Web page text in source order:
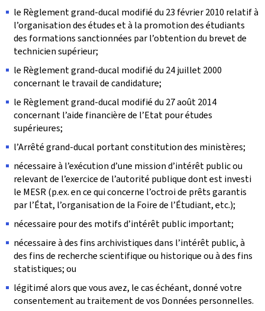
le Règlement grand-ducal modifié du 23 février 2010 relatif à
l’organisation des études et à la promotion des étudiants
des formations sanctionnées par l’obtention du brevet de
technicien supérieur;
le Règlement grand-ducal modifié du 24 juillet 2000
concernant le travail de candidature;
le Règlement grand-ducal modifié du 27 août 2014
concernant l’aide financière de l’Etat pour études
supérieures;
l’Arrêté grand-ducal portant constitution des ministères;
nécessaire à l’exécution d’une mission d’intérêt public ou
relevant de l’exercice de l’autorité publique dont est investi
le MESR (p.ex. en ce qui concerne l’octroi de prêts garantis
par l’État, l’organisation de la Foire de l’Étudiant, etc.);
nécessaire pour des motifs d’intérêt public important;
nécessaire à des fins archivistiques dans l’intérêt public, à
des fins de recherche scientifique ou historique ou à des fins
statistiques; ou
légitimé alors que vous avez, le cas échéant, donné votre
consentement au traitement de vos Données personnelles.